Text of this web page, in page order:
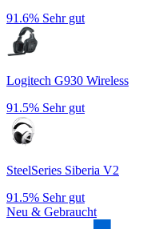
91.6% Sehr gut
Logitech G930 Wireless
91.5% Sehr gut
SteelSeries Siberia V2
91.5% Sehr gut
Neu & Gebraucht